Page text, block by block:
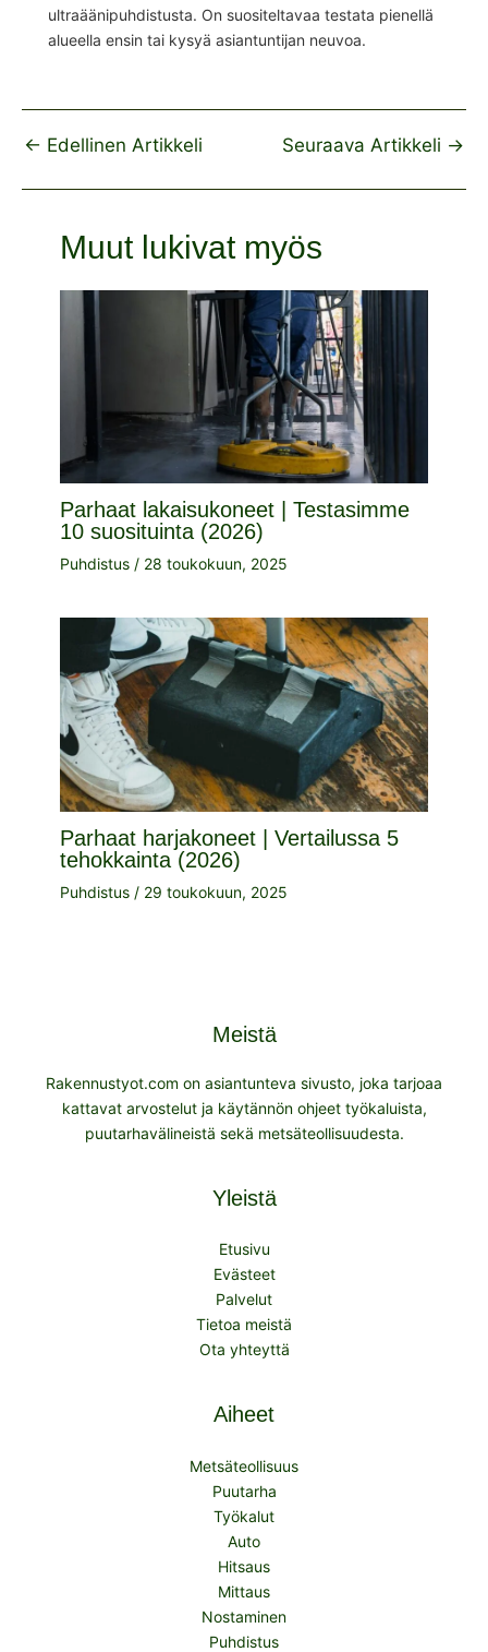
ultraäänipuhdistusta. On suositeltavaa testata pienellä
alueella ensin tai kysyä asiantuntijan neuvoa.
← Edellinen Artikkeli Seuraava Artikkeli →
Muut lukivat myös
Parhaat lakaisukoneet | Testasimme
10 suosituinta (2026)
Puhdistus / 28 toukokuun, 2025
Parhaat harjakoneet | Vertailussa 5
tehokkainta (2026)
Puhdistus / 29 toukokuun, 2025
Meistä
Rakennustyot.com on asiantunteva sivusto, joka tarjoaa
kattavat arvostelut ja käytännön ohjeet työkaluista,
puutarhavälineistä sekä metsäteollisuudesta.
Yleistä
Etusivu
Evästeet
Palvelut
Tietoa meistä
Ota yhteyttä
Aiheet
Metsäteollisuus
Puutarha
Työkalut
Auto
Hitsaus
Mittaus
Nostaminen
Puhdistus